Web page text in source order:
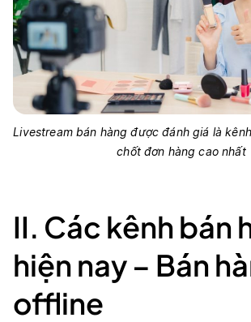
Livestream bán hàng được đánh giá là
chốt đơn hàng cao nhất
II. Các kênh bán
hiện nay – Bán
offline